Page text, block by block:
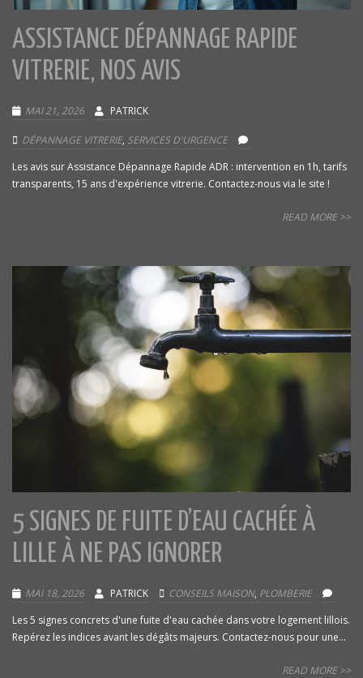
ASSISTANCE DÉPANNAGE RAPIDE
VITRERIE, NOS AVIS
MAI 21, 2026 PATRICK
DÉPANNAGE VITRERIE, SERVICES D'URGENCE
Les avis sur Assistance Dépannage Rapide ADR : intervention en 1h, tarifs
transparents, 15 ans d'expérience vitrerie. Contactez-nous via le site !
READ MORE >>
5 SIGNES DE FUITE D’EAU CACHÉE À
LILLE À NE PAS IGNORER
MAI 18, 2026 PATRICK CONSEILS MAISON, PLOMBERIE
Les 5 signes concrets d'une fuite d'eau cachée dans votre logement lillois.
Repérez les indices avant les dégâts majeurs. Contactez-nous pour une...
READ MORE >>